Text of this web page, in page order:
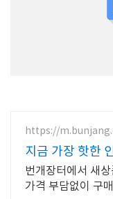
https://
지금 가장 핫한
최대 브랜드 중
번개장터에서 새
가격 부담없이 구